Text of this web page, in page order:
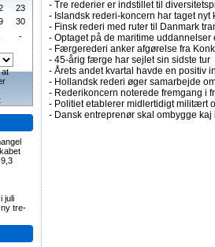
23
30
-
juli
tre-
- Tre rederier er indstillet til
- Islandsk rederi-koncern har taget nyt
- Finsk rederi med ruter til Danmark
- Optaget på de maritime
- Færgerederi anker afgørelse fra
- 45-årig færge har sejlet sin sidste tur
- Årets andet kvartal havde en positiv
- Hollandsk rederi øger samarbejde
- Rederikoncern noterede fremgang i
- Politiet etablerer midlertidigt militært
- Dansk entreprenør skal ombygge kaj